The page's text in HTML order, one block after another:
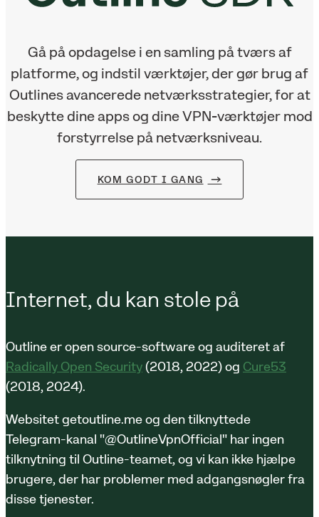
Gå på opdagelse i en samling på tværs af
platforme, og indstil værktøjer, der gør brug af
Outlines avancerede netværksstrategier, for at
beskytte dine apps og dine VPN-værktøjer mod
forstyrrelse på netværksniveau.
KOM GODT I GANG
Internet, du kan stole på
Outline er open source-software og auditeret af
Radically Open Security(2018, 2022) og Cure53
(2018, 2024).
Websitet getoutline.me og den tilknyttede
Telegram-kanal "@OutlineVpnOfficial" har ingen
tilknytning til Outline-teamet, og vi kan ikke hjælpe
brugere, der har problemer med adgangsnøgler fra
disse tjenester.